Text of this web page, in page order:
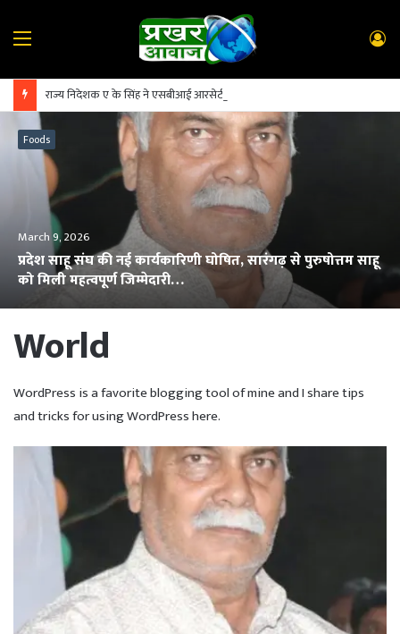
Menu
राज्य निदेशक ए के सिंह ने एसबीआई आरसेटी सारंगढ़ का किया निरीक्षण
Foods
March 9, 2026
प्रदेश साहू संघ की नई कार्यकारिणी घोषित, सारंगढ़ से पुरुषोत्तम साहू
को मिली महत्वपूर्ण जिम्मेदारी…
World
WordPress is a favorite blogging tool of mine and I share tips
and tricks for using WordPress here.